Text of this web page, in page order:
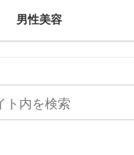
男性美容